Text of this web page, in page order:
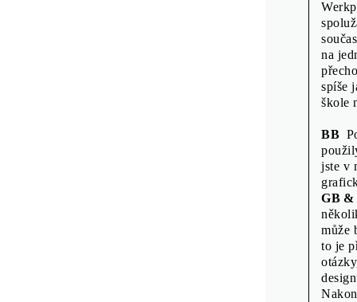
na
spíše
škole
BB
jste v
GB &
může
to je
Scott
Shu-
Sofie
Vít
Wayne
Wayne
Zdeněk
Rozhovory a